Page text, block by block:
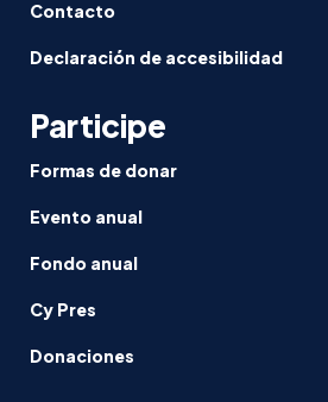
Contacto
Declaración de accesibilidad
Participe
Formas de donar
Evento anual
Fondo anual
Cy Pres
Donaciones